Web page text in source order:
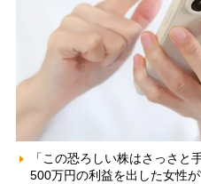
「この恐ろしい株はさっさ
500万円の利益を出した女性が